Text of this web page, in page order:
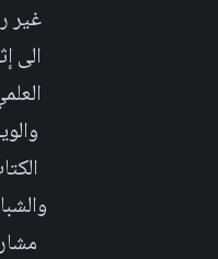
غير
الى
العلمي
الكتاب
والشباب
مشاركة